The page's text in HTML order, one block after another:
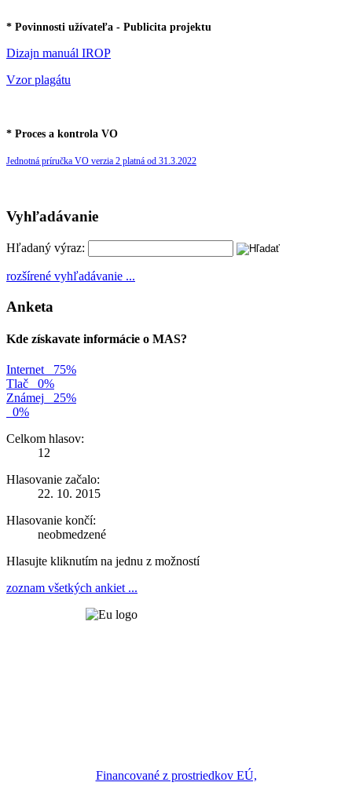
* Povinnosti užívateľa - Publicita projektu
Dizajn manuál IROP
Vzor plagátu
* Proces a kontrola VO
Jednotná príručka VO verzia 2 platná od 31.3.2022
Vyhľadávanie
Hľadaný výraz:
rozšírené vyhľadávanie ...
Anketa
Kde získavate informácie o MAS?
Internet
75%
Tlač
0%
Známej
25%
0%
Celkom hlasov:
12
Hlasovanie začalo:
22. 10. 2015
Hlasovanie končí:
neobmedzené
Hlasujte kliknutím na jednu z možností
zoznam všetkých ankiet ...
Financované z prostriedkov EÚ,